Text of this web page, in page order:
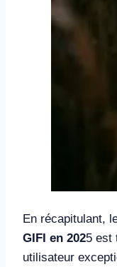
En récapitulant,
GIFI en 2025 est
utilisateur